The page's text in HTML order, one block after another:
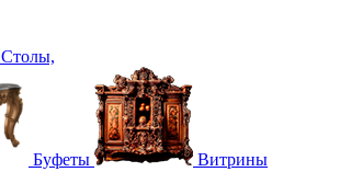
Столы,
Буфеты Витрины